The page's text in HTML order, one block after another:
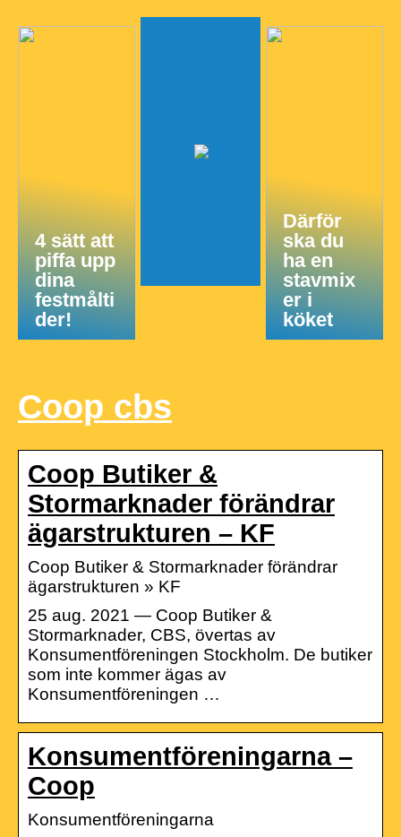
4 sätt att
piffa upp
dina
festmålti
der!
Därför
ska du
ha en
stavmix
er i
köket
Coop cbs
Coop Butiker &
Stormarknader förändrar
ägarstrukturen – KF
Coop Butiker & Stormarknader förändrar
ägarstrukturen » KF
25 aug. 2021 — Coop Butiker &
Stormarknader, CBS, övertas av
Konsumentföreningen Stockholm. De butiker
som inte kommer ägas av
Konsumentföreningen …
Konsumentföreningarna –
Coop
Konsumentföreningarna